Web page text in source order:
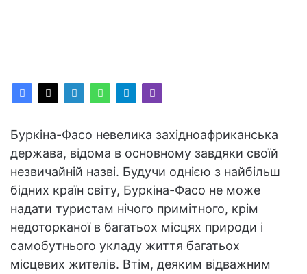
Буркіна-Фасо невелика західноафриканська
держава, відома в основному завдяки своїй
незвичайній назві. Будучи однією з найбільш
бідних країн світу, Буркіна-Фасо не може
надати туристам нічого примітного, крім
недоторканої в багатьох місцях природи і
самобутнього укладу життя багатьох
місцевих жителів. Втім, деяким відважним